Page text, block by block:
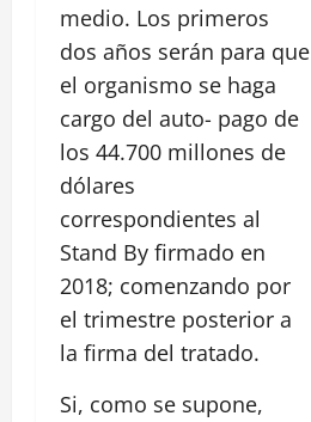
medio. Los primeros
dos años serán para que
el organismo se haga
cargo del auto- pago de
los 44.700 millones de
dólares
correspondientes al
Stand By firmado en
2018; comenzando por
el trimestre posterior a
la firma del tratado.
Si, como se supone,